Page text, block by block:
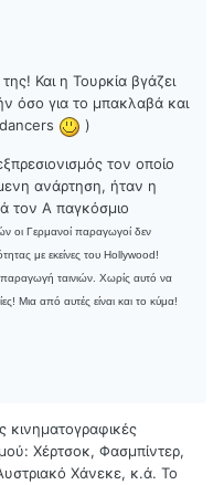
Και η Τουρκία βγάζει
όσο για το μπακλαβά και
)
τον οποίο
ανάρτηση, ήταν η
τον Α παγκόσμιο
οι Γερμανοί παραγωγοί δεν
με εκείνες του Hollywood!
παραγωγή ταινιών. Χωρίς αυτό να
Μια από αυτές είναι και το κύμα!
κινηματογραφικές
Χέρτσοκ, Φασμπίντερ,
Χάνεκε, κ.ά. Το